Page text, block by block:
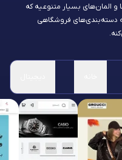
بسیار متنوعیه که
دسته‌بندی‌های فروشگاهی